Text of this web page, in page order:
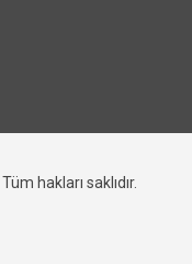
Tüm hakları saklıdır.